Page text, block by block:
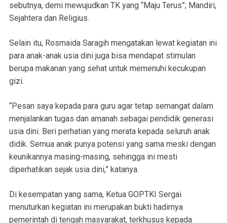
sebutnya, demi mewujudkan TK yang “Maju Terus”; Mandiri,
Sejahtera dan Religius.
Selain itu, Rosmaida Saragih mengatakan lewat kegiatan ini
para anak-anak usia dini juga bisa mendapat stimulan
berupa makanan yang sehat untuk memenuhi kecukupan
gizi.
“Pesan saya kepada para guru agar tetap semangat dalam
menjalankan tugas dan amanah sebagai pendidik generasi
usia dini. Beri perhatian yang merata kepada seluruh anak
didik. Semua anak punya potensi yang sama meski dengan
keunikannya masing-masing, sehingga ini mesti
diperhatikan sejak usia dini,” katanya.
Di kesempatan yang sama, Ketua GOPTKI Sergai
menuturkan kegiatan ini merupakan bukti hadirnya
pemerintah di tengah masyarakat, terkhusus kepada